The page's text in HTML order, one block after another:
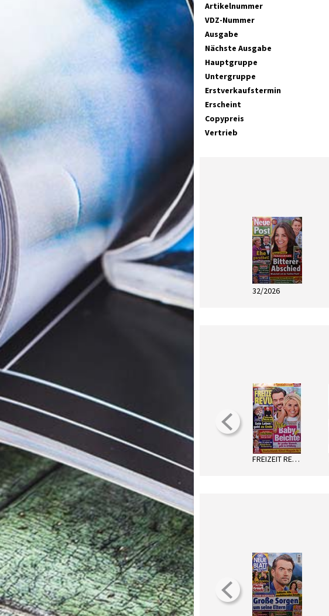
Artikelnummer
VDZ-Nummer
Ausgabe
Nächste Ausgabe
Hauptgruppe
Untergruppe
Erstverkaufstermin
Erscheint
Copypreis
Vertrieb
32/2026
FREIZEIT REVUE